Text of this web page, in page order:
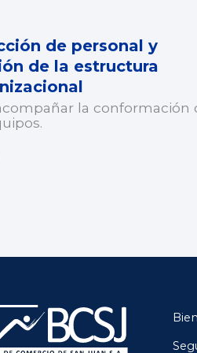
de personal y
de la estructura
la conformación